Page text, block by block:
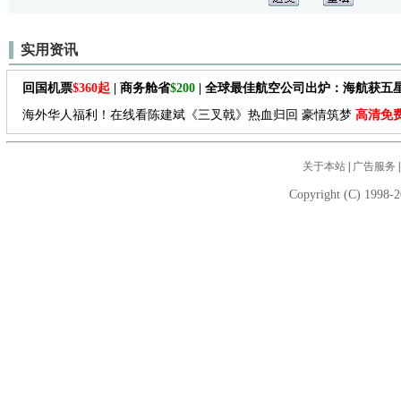
实用资讯
回国机票$360起 | 商务舱省$200 | 全球最佳航空公司出炉：海航获五
海外华人福利！在线看陈建斌《三叉戟》热血归回 豪情筑梦 高清免
关于本站| 广告服务
Copyright (C) 1998-